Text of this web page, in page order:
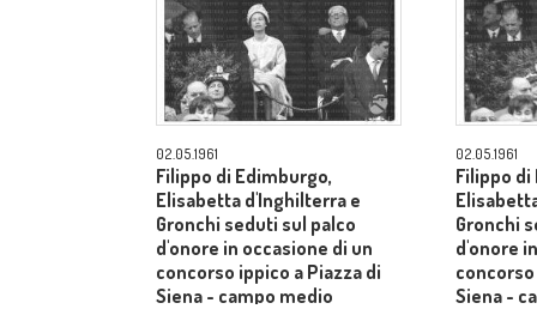
02.05.1961
Filippo di Edimburgo,
Elisabetta d'Inghilterra e
Gronchi seduti sul palco
d'onore in occasione di un
concorso ippico a Piazza di
Siena - campo medio
02.05.1961
Filippo di
Gronchi
d'onore
Siena -